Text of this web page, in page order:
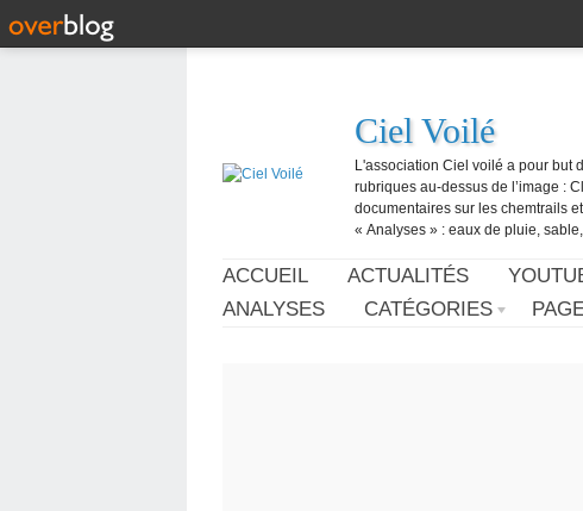
Ciel Voilé
L'association Ciel voilé a pour but
rubriques au-dessus de l’image :
documentaires sur les chemtrails
« Analyses » : eaux de pluie,
ACCUEIL ACTUALITÉS
ANALYSES
CATÉGORIES